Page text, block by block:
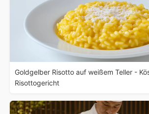
Goldgelber Risotto auf weißem Teller -
Risottogericht